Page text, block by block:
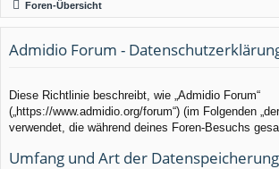
llz
ug
f
Foren-Übersicht
Admidio Forum -
Diese Richtlinie beschreibt, wie „Admidio Forum“
(„https://www.admidio.org/forum“) (im Folgenden
verwendet, die während deines Foren-Besuchs
Umfang und Art der Datenspeicherung